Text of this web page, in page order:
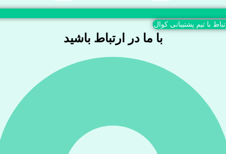
با تیم پشتیبانی کوال
با ما در ارتباط باشید